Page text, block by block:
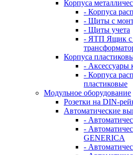
Корпуса
- Корпуса
- Щиты с
- Щиты учета
- ЯТП Ящик
Корпуса
- Аксессуары
- Корпуса
пластиковые
Модульное оборудование
Розетки на DIN-
Автоматические
-
-
GENERICA
-